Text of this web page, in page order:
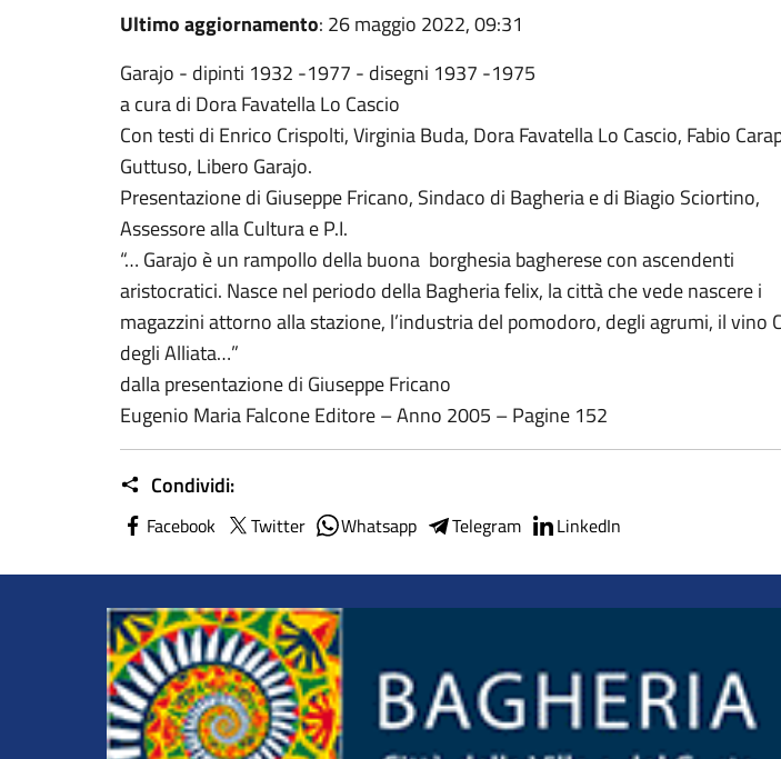
Ultimo aggiornamento: 26 maggio 2022, 09:31
Garajo - dipinti 1932 -1977 - disegni 1937 -1975
a cura di Dora Favatella Lo Cascio
Con testi di Enrico Crispolti, Virginia Buda, Dora Favatella Lo Cascio, Fabio
Guttuso, Libero Garajo.
Presentazione di Giuseppe Fricano, Sindaco di Bagheria e di Biagio Sciortino,
Assessore alla Cultura e P.I.
“… Garajo è un rampollo della buona borghesia bagherese con ascendenti
aristocratici. Nasce nel periodo della Bagheria felix, la città che vede nascere i
magazzini attorno alla stazione, l’industria del pomodoro, degli agrumi, il vino
degli Alliata…”
dalla presentazione di Giuseppe Fricano
Eugenio Maria Falcone Editore – Anno 2005 – Pagine 152
Condividi:
Facebook Twitter Whatsapp Telegram LinkedIn